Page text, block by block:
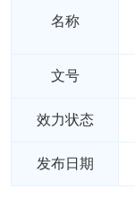
名称
文号
效力状态
发布日期